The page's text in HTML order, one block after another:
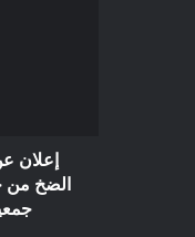
الضخ من